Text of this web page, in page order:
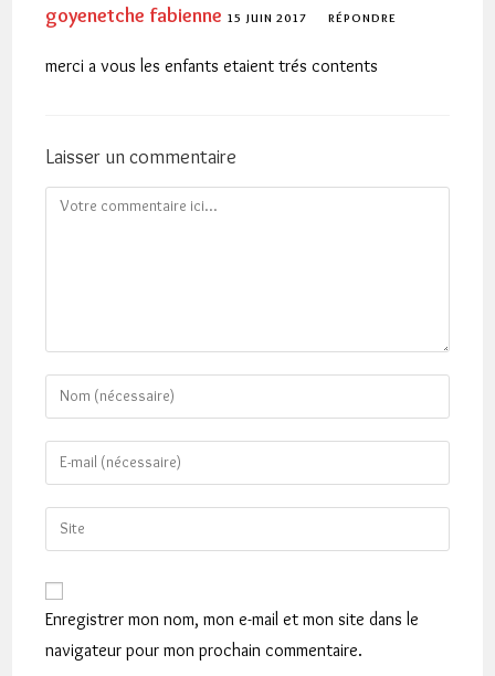
goyenetche fabienne 15 JUIN 2017 RÉPONDRE
merci a vous les enfants etaient trés contents
Laisser un commentaire
Comment
Enter
your
name
comment
Enter
your
email
address
Saisir
l’URL
votre
site
(facultatif)
Enregistrer mon nom, mon e-mail et mon site dans le
navigateur pour mon prochain commentaire.